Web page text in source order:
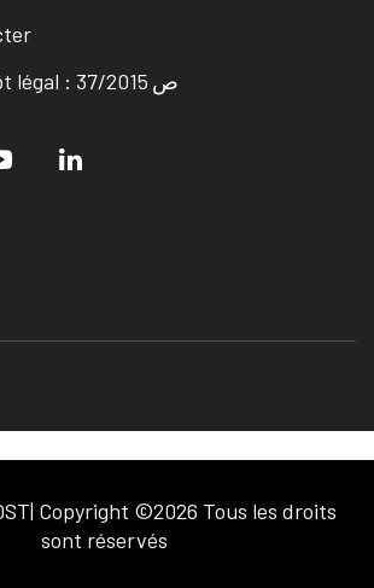
Numéro de dépôt légal : ص 37/2015
Copyright ©2026 Tous les droits
sont réservés